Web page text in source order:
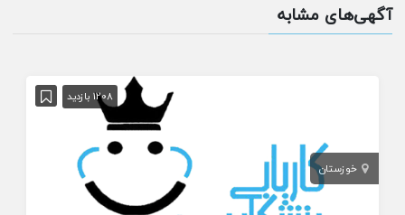
آگهی‌های مشابه
1208 بازدید
خوزستان